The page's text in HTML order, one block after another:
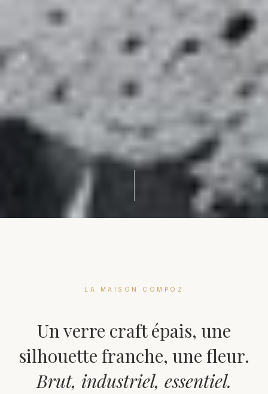
LA MAISON COMPOZ
Un verre craft épais, une
silhouette franche, une fleur.
Brut, industriel, essentiel.